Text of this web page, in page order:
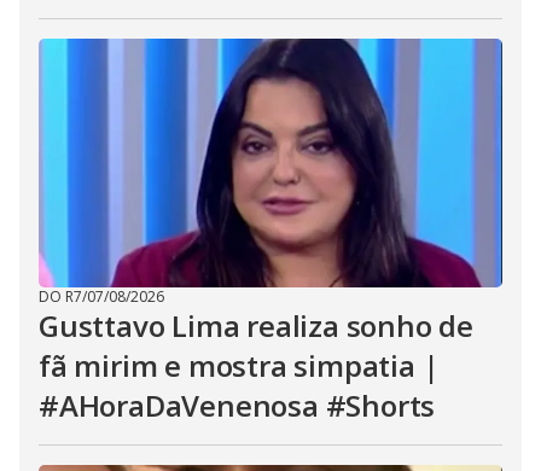
DO R7/07/08/2026
Gusttavo Lima realiza sonho de
fã mirim e mostra simpatia |
#AHoraDaVenenosa #Shorts